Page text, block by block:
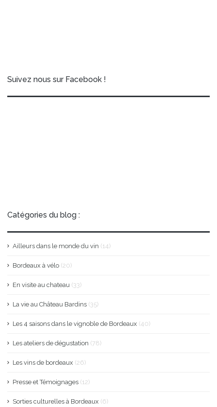
Suivez nous sur Facebook !
Catégories du blog :
Ailleurs dans le monde du vin (14)
Bordeaux à vélo (20)
En visite au chateau (33)
La vie au Château Bardins (35)
Les 4 saisons dans le vignoble de Bordeaux (40)
Les ateliers de dégustation (78)
Les vins de bordeaux (26)
Presse et Témoignages (12)
Sorties culturelles à Bordeaux (6)